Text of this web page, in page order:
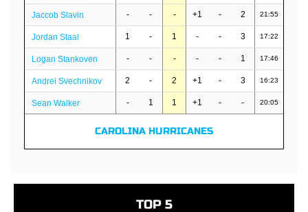
Jaccob Slavin - - - +1 - 2 21:55
Jordan Staal 1 - 1 - - 3 17:22
Logan Stankoven - - - - - 1 17:46
Andrei Svechnikov 2 - 2 +1 - 3 16:23
Sean Walker - 1 1 +1 - - 20:05
CAROLINA HURRICANES
TOP 5